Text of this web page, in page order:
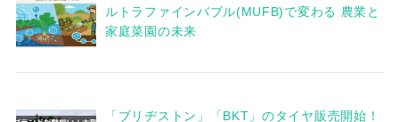
ルトラファインバブル(MUFB)で変わる 農業と
家庭菜園の未来
「ブリヂストン」「BKT」のタイヤ販売開始！